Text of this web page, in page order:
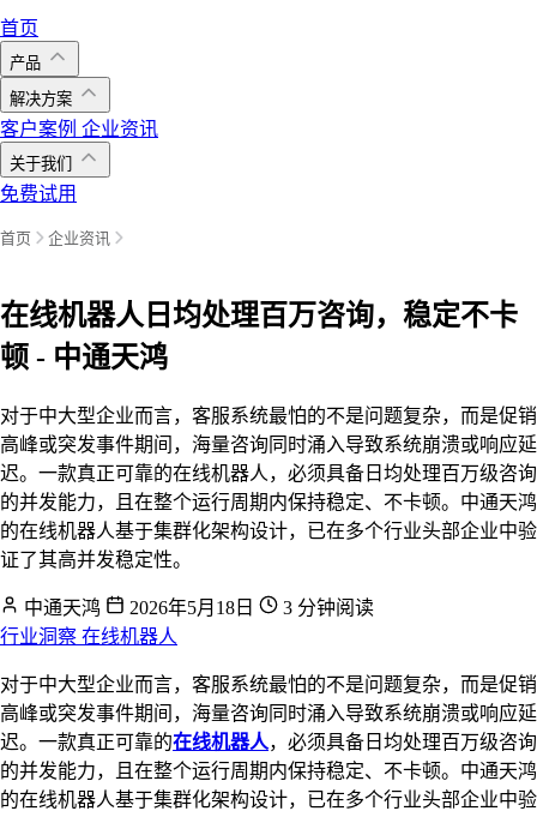
首页
产品
解决方案
客户案例 企业资讯
关于我们
免费试用
首页 企业资讯
在线机器人日均处理百万咨询，稳定不卡
顿 - 中通天鸿
对于中大型企业而言，客服系统最怕的不是问题复杂，而是促销
高峰或突发事件期间，海量咨询同时涌入导致系统崩溃或响应延
迟。一款真正可靠的在线机器人，必须具备日均处理百万级咨询
的并发能力，且在整个运行周期内保持稳定、不卡顿。中通天鸿
的在线机器人基于集群化架构设计，已在多个行业头部企业中验
证了其高并发稳定性。
中通天鸿 2026年5月18日
3 分钟阅读
行业洞察 在线机器人
对于中大型企业而言，客服系统最怕的不是问题复杂，而是促销
高峰或突发事件期间，海量咨询同时涌入导致系统崩溃或响应延
迟。一款真正可靠的在线机器人，必须具备日均处理百万级咨询
的并发能力，且在整个运行周期内保持稳定、不卡顿。中通天鸿
的在线机器人基于集群化架构设计，已在多个行业头部企业中验